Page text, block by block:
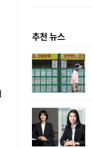
추천 뉴스